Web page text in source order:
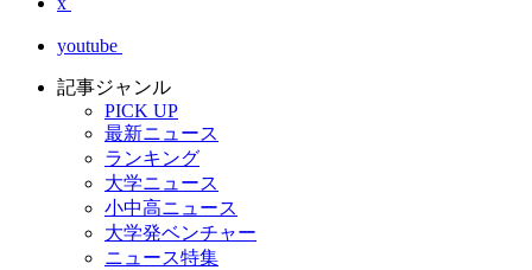
youtube
記事ジャンル
PICK UP
最新ニュース
ランキング
大学ニュース
小中高ニュース
大学発ベンチャー
ニュース特集